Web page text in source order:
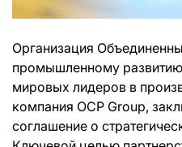
Организация
промышленному
мировых лидеров в
компания OCP Group,
соглашение о